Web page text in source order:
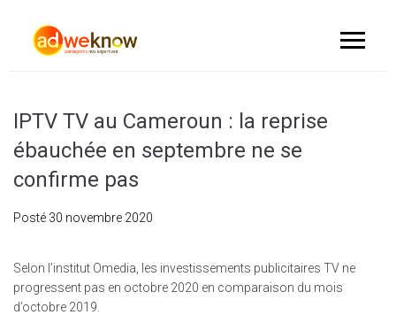
IPTV TV au Cameroun : la reprise
ébauchée en septembre ne se
confirme pas
Posté 30 novembre 2020
Selon l’institut Omedia, les investissements publicitaires TV ne
progressent pas en octobre 2020 en comparaison du mois
d’octobre 2019.